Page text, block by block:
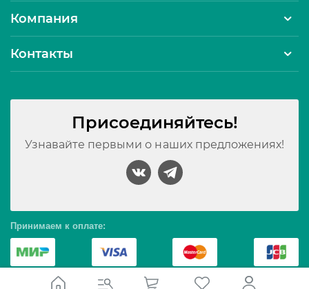
Компания
Контакты
Присоединяйтесь!
Узнавайте первыми о наших предложениях!
Принимаем к оплате: